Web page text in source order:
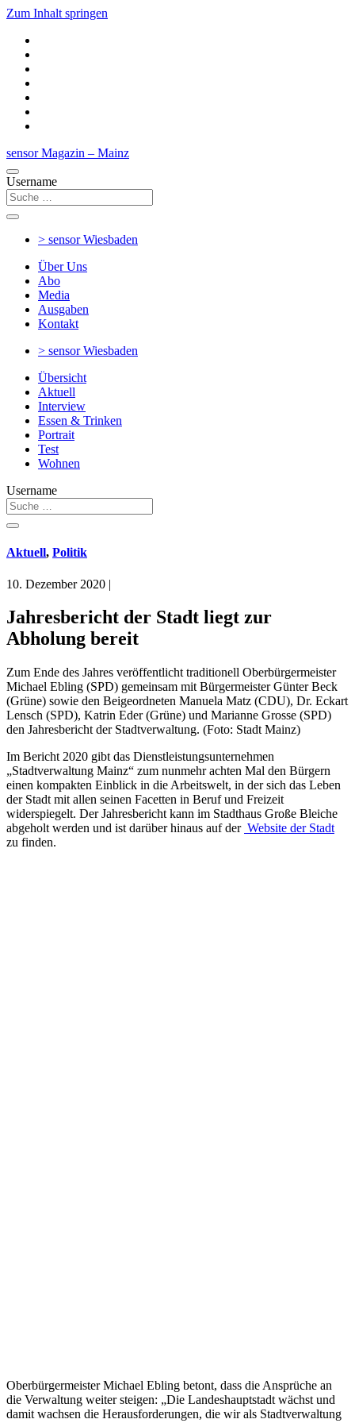
Zum Inhalt springen
sensor Magazin – Mainz
Username
> sensorWiesbaden
Über Uns
Abo
Media
Ausgaben
Kontakt
> sensorWiesbaden
Übersicht
Aktuell
Interview
Essen & Trinken
Portrait
Test
Wohnen
Username
Aktuell, Politik
10. Dezember 2020 |
Jahresbericht der Stadt liegt zur
Abholung bereit
Zum Ende des Jahres veröffentlicht traditionell Oberbürgermeister
Michael Ebling (SPD) gemeinsam mit Bürgermeister Günter Beck
(Grüne) sowie den Beigeordneten Manuela Matz (CDU), Dr. Eckart
Lensch (SPD), Katrin Eder (Grüne) und Marianne Grosse (SPD)
den Jahresbericht der Stadtverwaltung. (Foto: Stadt Mainz)
Im Bericht 2020 gibt das Dienstleistungsunternehmen
„Stadtverwaltung Mainz“ zum nunmehr achten Mal den Bürgern
einen kompakten Einblick in die Arbeitswelt, in der sich das Leben
der Stadt mit allen seinen Facetten in Beruf und Freizeit
widerspiegelt. Der Jahresbericht kann im Stadthaus Große Bleiche
abgeholt werden und ist darüber hinaus auf der Website der Stadt
zu finden.
Oberbürgermeister Michael Ebling betont, dass die Ansprüche an
die Verwaltung weiter steigen: „Die Landeshauptstadt wächst und
damit wachsen die Herausforderungen, die wir als Stadtverwaltung